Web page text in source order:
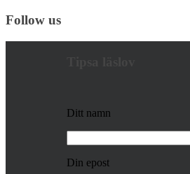
Follow us
Ditt namn
Din epost